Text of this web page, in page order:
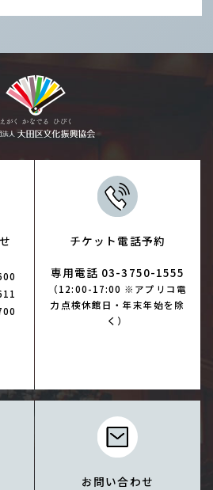
チケット電話予約
専用電話 03-3750-1555
（12:00-17:00 ※アプリコ電
力点検休館日・年末年始を除
く）
お問い合わせ